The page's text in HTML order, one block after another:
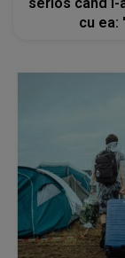
cu ea: